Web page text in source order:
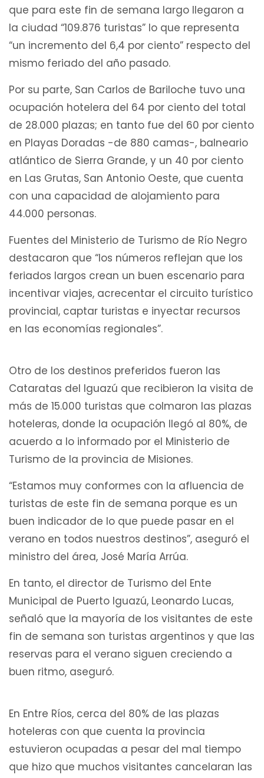
que para este fin de semana largo llegaron a
la ciudad “109.876 turistas” lo que representa
“un incremento del 6,4 por ciento” respecto del
mismo feriado del año pasado.
Por su parte, San Carlos de Bariloche tuvo una
ocupación hotelera del 64 por ciento del total
de 28.000 plazas; en tanto fue del 60 por ciento
en Playas Doradas -de 880 camas-, balneario
atlántico de Sierra Grande, y un 40 por ciento
en Las Grutas, San Antonio Oeste, que cuenta
con una capacidad de alojamiento para
44.000 personas.
Fuentes del Ministerio de Turismo de Río Negro
destacaron que “los números reflejan que los
feriados largos crean un buen escenario para
incentivar viajes, acrecentar el circuito turístico
provincial, captar turistas e inyectar recursos
en las economías regionales”.
Otro de los destinos preferidos fueron las
Cataratas del Iguazú que recibieron la visita de
más de 15.000 turistas que colmaron las plazas
hoteleras, donde la ocupación llegó al 80%, de
acuerdo a lo informado por el Ministerio de
Turismo de la provincia de Misiones.
“Estamos muy conformes con la afluencia de
turistas de este fin de semana porque es un
buen indicador de lo que puede pasar en el
verano en todos nuestros destinos”, aseguró el
ministro del área, José María Arrúa.
En tanto, el director de Turismo del Ente
Municipal de Puerto Iguazú, Leonardo Lucas,
señaló que la mayoría de los visitantes de este
fin de semana son turistas argentinos y que las
reservas para el verano siguen creciendo a
buen ritmo, aseguró.
En Entre Ríos, cerca del 80% de las plazas
hoteleras con que cuenta la provincia
estuvieron ocupadas a pesar del mal tiempo
que hizo que muchos visitantes cancelaran las